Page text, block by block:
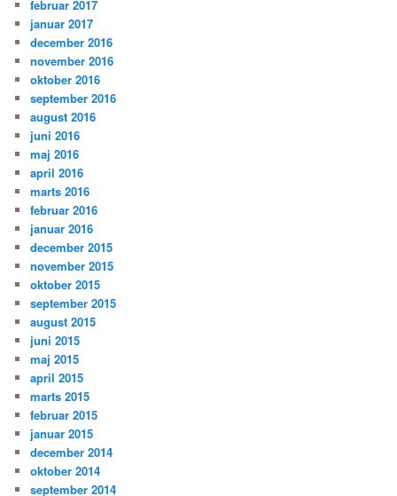
februar 2017
januar 2017
december 2016
november 2016
oktober 2016
september 2016
august 2016
juni 2016
maj 2016
april 2016
marts 2016
februar 2016
januar 2016
december 2015
november 2015
oktober 2015
september 2015
august 2015
juni 2015
maj 2015
april 2015
marts 2015
februar 2015
januar 2015
december 2014
oktober 2014
september 2014